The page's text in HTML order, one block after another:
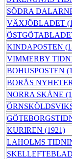
SÖDRA
VÄXJÖBLADET
KINDAPOSTEN
VIMMERBY
BOHUSPOSTEN
BORÅS
NORRA SKÅNE
KURIREN (1921)
LAHOLMS